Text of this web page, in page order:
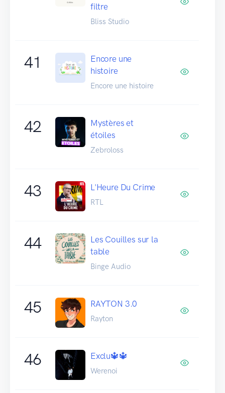
filtre
Bliss Studio
41
Encore une
histoire
Encore une histoire
42
Mystères et
étoiles
Zebroloss
43 L'Heure Du Crime
RTL
44
Les Couilles sur la
table
Binge Audio
45 RAYTON 3.0
Rayton
46 Exclu🔱🔱
Werenoi